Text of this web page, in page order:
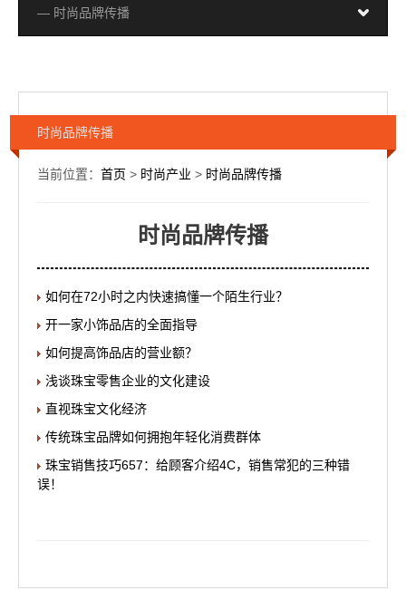
时尚品牌传播
当前位置： 首页 > 时尚产业 > 时尚品牌传播
时尚品牌传播
如何在72小时之内快速搞懂一个陌生行业？
开一家小饰品店的全面指导
如何提高饰品店的营业额？
浅谈珠宝零售企业的文化建设
直视珠宝文化经济
传统珠宝品牌如何拥抱年轻化消费群体
珠宝销售技巧657：给顾客介绍4C，销售常犯的三种错
误！